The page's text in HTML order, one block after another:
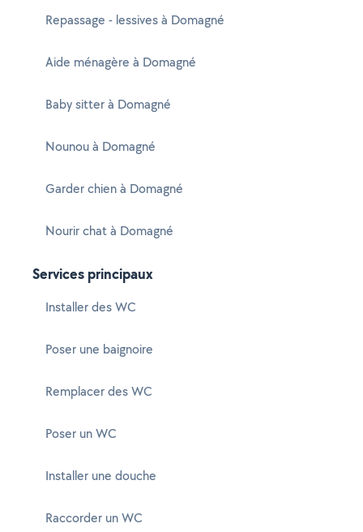
Repassage - lessives à Domagné
Aide ménagère à Domagné
Baby sitter à Domagné
Nounou à Domagné
Garder chien à Domagné
Nourir chat à Domagné
Services principaux
Installer des WC
Poser une baignoire
Remplacer des WC
Poser un WC
Installer une douche
Raccorder un WC